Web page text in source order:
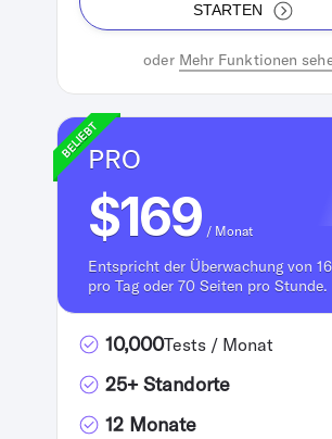
STARTEN
oder Mehr Funktionen
BELIEBTPRO
$169 / Monat
Entspricht der Überwachung von
pro Tag oder 70 Seiten pro Stunde.
10,000Tests / Monat
25+ Standorte
12 Monate